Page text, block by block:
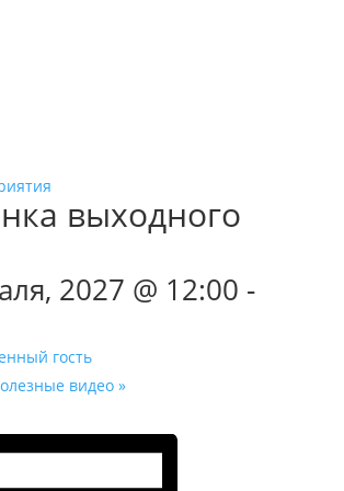
выходного
2027 @ 12:00 -
гость
видео »